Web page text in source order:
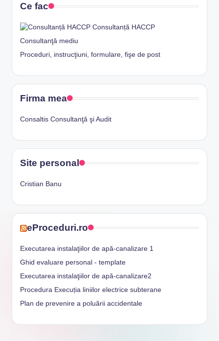
Ce fac
Consultanță HACCP
Consultanţă mediu
Proceduri, instrucţiuni, formulare, fişe de post
Firma mea
Consaltis Consultanţă şi Audit
Site personal
Cristian Banu
eProceduri.ro
Executarea instalaţiilor de apă-canalizare 1
Ghid evaluare personal - template
Executarea instalaţiilor de apă-canalizare2
Procedura Execuția liniilor electrice subterane
Plan de prevenire a poluării accidentale